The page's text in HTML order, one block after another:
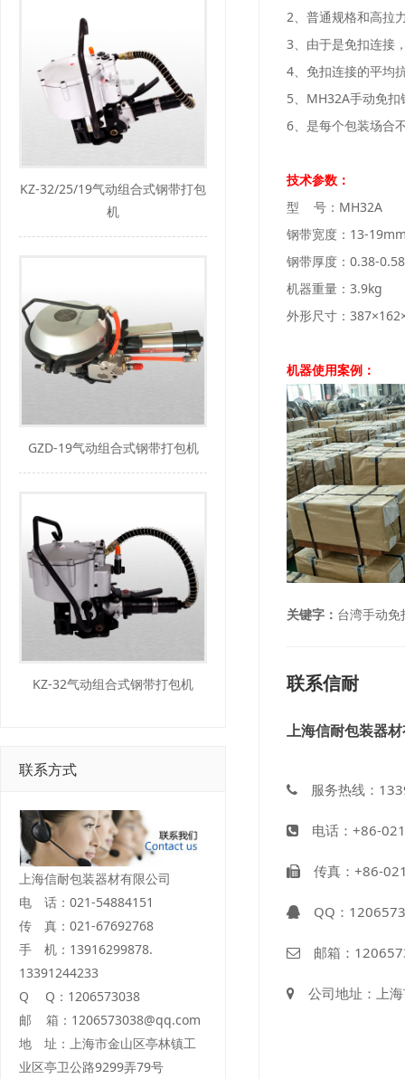
KZ-32/25/19气动组合式钢带打包
机
GZD-19气动组合式钢带打包机
KZ-32气动组合式钢带打包机
联系方式
上海信耐包装器材有限公司
电 话：021-54884151
传 真：021-67692768
手 机：13916299878.
13391244233
Q Q：1206573038
邮 箱：1206573038@qq.com
地 址：上海市金山区亭林镇工
业区亭卫公路9299弄79号
2、普通规格和高拉
3、由于是免扣连接
4、免扣连接的平均
5、MH32A手动免
6、是每个包装场合
技术参数：
型 号：MH32A
钢带宽度：13-
钢带厚度：0.38-
机器重量：3.9kg
外形尺寸：
机器使用案例：
关键字： 台湾手动
联系信耐
上海信耐包装器
服务热线：
电话：+86-
传真：+86-
QQ：
邮箱：
公司地址：上